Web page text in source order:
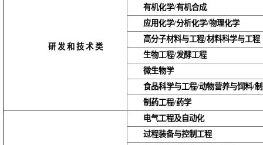
研发和技术类
有机化学/有机合成
应用化学/分析化学/物理化学
高分子材料与工程/材料科学与工程
生物工程/发酵工程
微生物学
食品科学与工程/动物营养与饲料/
制药工程/药学
电气工程及自动化
过程装备与控制工程